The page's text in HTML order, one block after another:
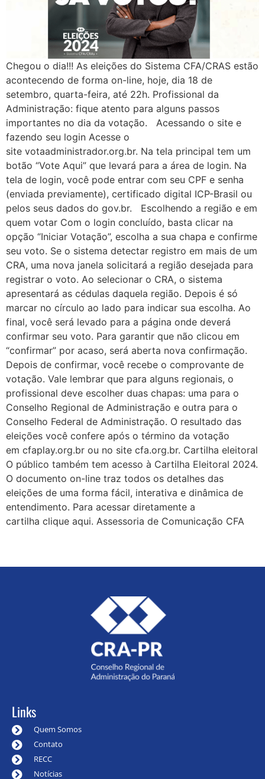
Chegou o dia!!! As eleições do Sistema CFA/CRAS estão
acontecendo de forma on-line, hoje, dia 18 de
setembro, quarta-feira, até 22h. Profissional da
Administração: fique atento para alguns passos
importantes no dia da votação. Acessando o site e
fazendo seu login Acesse o
site votaadministrador.org.br. Na tela principal tem um
botão “Vote Aqui” que levará para a área de login. Na
tela de login, você pode entrar com seu CPF e senha
(enviada previamente), certificado digital ICP-Brasil ou
pelos seus dados do gov.br. Escolhendo a região e em
quem votar Com o login concluído, basta clicar na
opção “Iniciar Votação”, escolha a sua chapa e confirme
seu voto. Se o sistema detectar registro em mais de um
CRA, uma nova janela solicitará a região desejada para
registrar o voto. Ao selecionar o CRA, o sistema
apresentará as cédulas daquela região. Depois é só
marcar no círculo ao lado para indicar sua escolha. Ao
final, você será levado para a página onde deverá
confirmar seu voto. Para garantir que não clicou em
“confirmar” por acaso, será aberta nova confirmação.
Depois de confirmar, você recebe o comprovante de
votação. Vale lembrar que para alguns regionais, o
profissional deve escolher duas chapas: uma para o
Conselho Regional de Administração e outra para o
Conselho Federal de Administração. O resultado das
eleições você confere após o término da votação
em cfaplay.org.br ou no site cfa.org.br. Cartilha eleitoral
O público também tem acesso à Cartilha Eleitoral 2024.
O documento on-line traz todos os detalhes das
eleições de uma forma fácil, interativa e dinâmica de
entendimento. Para acessar diretamente a
cartilha clique aqui. Assessoria de Comunicação CFA
Links
Quem Somos
Contato
RECC
Notícias